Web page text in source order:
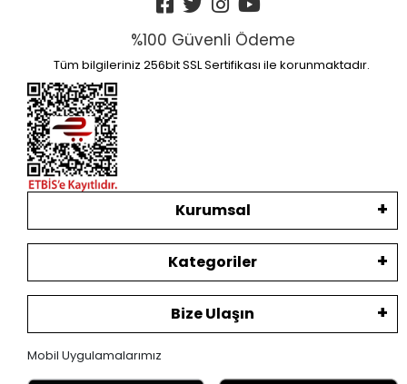
%100 Güvenli Ödeme
Tüm bilgileriniz 256bit SSL Sertifikası ile korunmaktadır.
Kurumsal
Kategoriler
Bize Ulaşın
Mobil Uygulamalarımız